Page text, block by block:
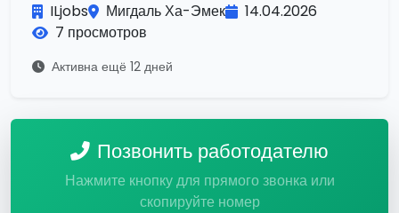
ILjobs Мигдаль Ха-Эмек
14.04.2026
7 просмотров
Активна ещё 12 дней
Позвонить работодателю
Нажмите кнопку для прямого звонка или
скопируйте номер